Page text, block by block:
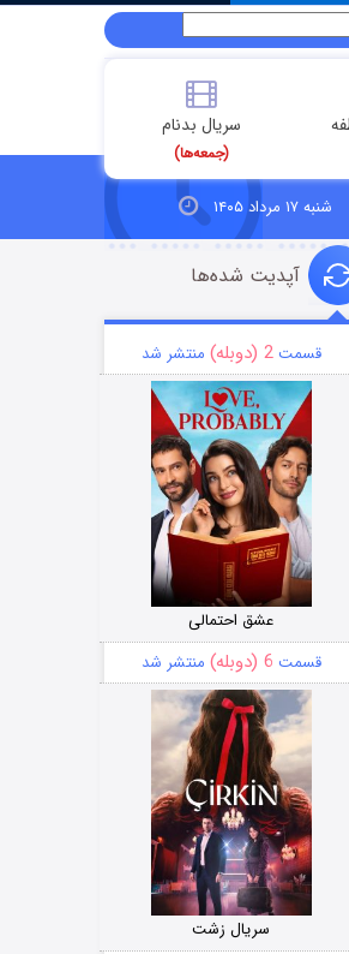
سریال بدنام
(جمعه‌ها)
شنبه ۱۷ مرداد ۱۴۰۵
آپدیت شده‌ها
قسمت2 (دوبله) منتشر شد
عشق احتمالی
قسمت 6 (دوبله) منتشر شد
سریال زشت